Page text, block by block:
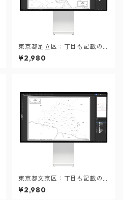
東京都足立区：丁目も記載の
地図データ（PDF・Aiファイ
ル）
¥2,980
東京都文京区：丁目も記載の
地図データ（PDF・Aiファイ
ル）
¥2,980